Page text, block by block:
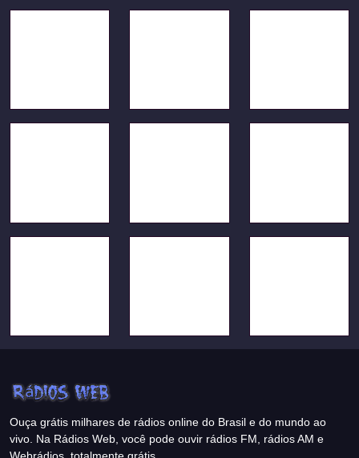
Ouça grátis milhares de rádios online do Brasil e do mundo ao
vivo. Na Rádios Web, você pode ouvir rádios FM, rádios AM e